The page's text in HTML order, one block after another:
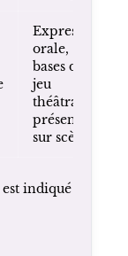
Expression
orale,
bases du
jeu
théâtral,
présence
sur scène
indiqué